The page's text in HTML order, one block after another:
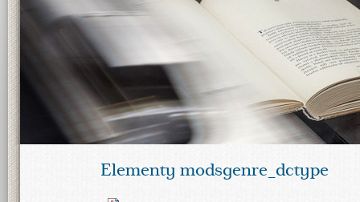
Elementy modsgenre_dctype